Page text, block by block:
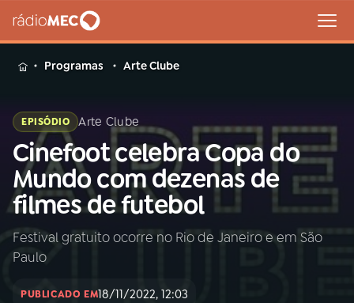
MENU
Buscar
na
Rádio
MEC
Buscar
Início AO VIVO
INÍCIO
Programas Arte Clube
EPISÓDIO Arte Clube
Cinefoot celebra Copa do
Mundo com dezenas de
filmes de futebol
Festival gratuito ocorre no Rio de Janeiro e em São
Paulo
PUBLICADO EM18/11/2022, 12:03